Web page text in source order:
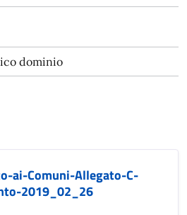
dominio
ai-Comuni-Allegato-C-
2019_02_26